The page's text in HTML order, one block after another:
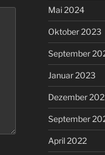
Mai 2024
Oktober 2023
September
Januar 2023
Dezember
September
April 2022